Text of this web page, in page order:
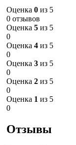
Оценка 0 из 5
0 отзывов
Оценка 5 из 5
0
Оценка 4 из 5
0
Оценка 3 из 5
0
Оценка 2 из 5
0
Оценка 1 из 5
0
Отзывы